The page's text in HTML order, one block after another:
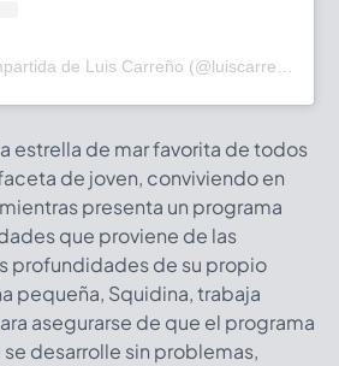
estrella de mar favorita de todos
de joven, conviviendo en
presenta un programa
que proviene de las
profundidades de su propio
pequeña, Squidina, trabaja
asegurarse de que el programa
desarrolle sin problemas,